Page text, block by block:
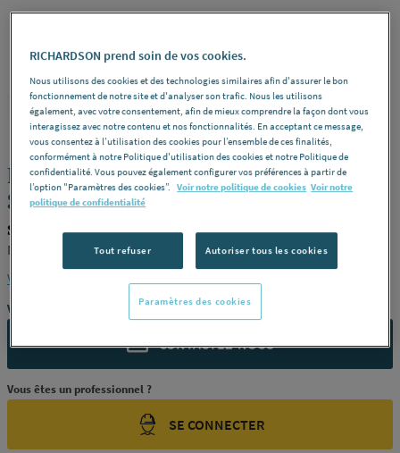
STRAUDO REF : 248FB
FICHE A POINTE - Fiche à pointe
galvanisée
STRAUDO G6FN400
Nervurée - Dimensionsø 8 mm x L 400 mm -Référence
Voir la description complète
Vous avez un projet ?
CONTACTEZ-NOUS
Vous êtes un professionnel ?
SE CONNECTER
RICHARDSON prend soin de vos cookies.
Nous utilisons des cookies et des technologies similaires afin d'assurer le bon
fonctionnement de notre site et d'analyser son trafic. Nous les utilisons
également, avec votre consentement, afin de mieux comprendre la façon dont vous
interagissez avec notre contenu et nos fonctionnalités. En acceptant ce message,
vous consentez à l’utilisation des cookies pour l’ensemble de ces finalités,
conformément à notre Politique d'utilisation des cookies et notre Politique de
confidentialité. Vous pouvez également configurer vos préférences à partir de
l’option "Paramètres des cookies”. Voir notre politique de cookies Voir notre
politique de confidentialité
Tout refuser Autoriser tous les cookies
Paramètres des cookies